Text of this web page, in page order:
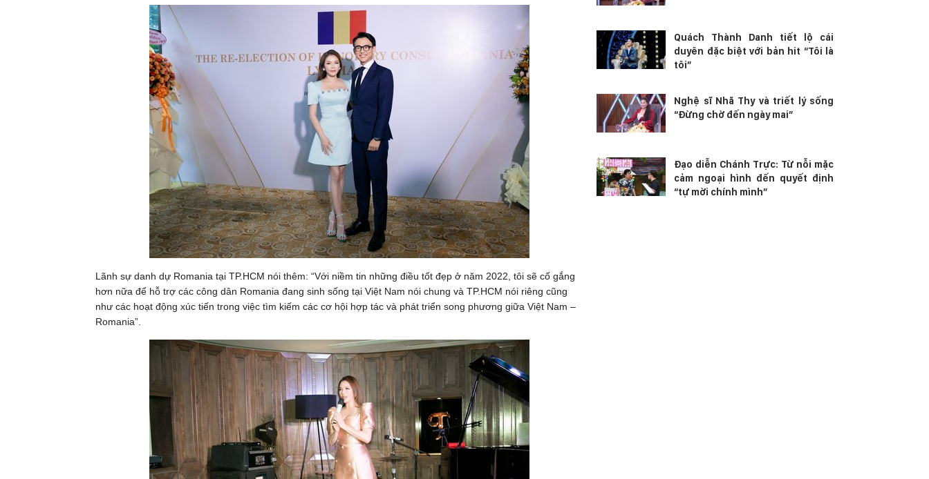
Lãnh sự danh dự Romania tại TP.HCM nói thêm: “Với niềm tin những điều tốt đẹp ở năm 2022, tôi sẽ cố gắng
hơn nữa để hỗ trợ các công dân Romania đang sinh sống tại Việt Nam nói chung và TP.HCM nói riêng cũng
như các hoạt động xúc tiến trong việc tìm kiếm các cơ hội hợp tác và phát triển song phương giữa Việt Nam –
Romania”.
Quách Thành Danh tiết lộ cái
duyên đặc biệt với bản hit “Tôi là
tôi”
Nghệ sĩ Nhã Thy và triết lý sống
“Đừng chờ đến ngày mai”
Đạo diễn Chánh Trực: Từ nỗi mặc
cảm ngoại hình đến quyết định
“tự mời chính mình”